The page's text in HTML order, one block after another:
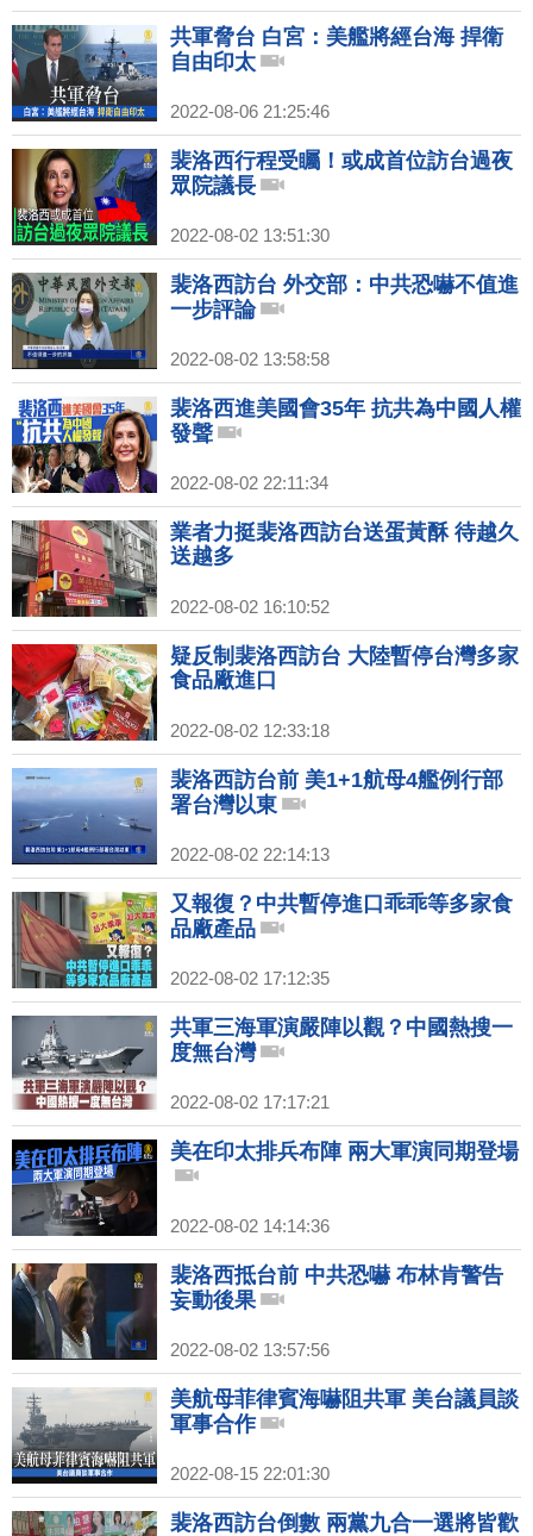
共軍脅台 白宮：美艦將經台海 捍衛
自由印太
2022-08-06 21:25:46
裴洛西行程受矚！或成首位訪台過夜
眾院議長
2022-08-02 13:51:30
裴洛西訪台 外交部：中共恐嚇不值進
一步評論
2022-08-02 13:58:58
裴洛西進美國會35年 抗共為中國人權
發聲
2022-08-02 22:11:34
業者力挺裴洛西訪台送蛋黃酥 待越久
送越多
2022-08-02 16:10:52
疑反制裴洛西訪台 大陸暫停台灣多家
食品廠進口
2022-08-02 12:33:18
裴洛西訪台前 美1+1航母4艦例行部
署台灣以東
2022-08-02 22:14:13
又報復？中共暫停進口乖乖等多家食
品廠產品
2022-08-02 17:12:35
共軍三海軍演嚴陣以觀？中國熱搜一
度無台灣
2022-08-02 17:17:21
美在印太排兵布陣 兩大軍演同期登場
2022-08-02 14:14:36
裴洛西抵台前 中共恐嚇 布林肯警告
妄動後果
2022-08-02 13:57:56
美航母菲律賓海嚇阻共軍 美台議員談
軍事合作
2022-08-15 22:01:30
裴洛西訪台倒數 兩黨九合一選將皆歡